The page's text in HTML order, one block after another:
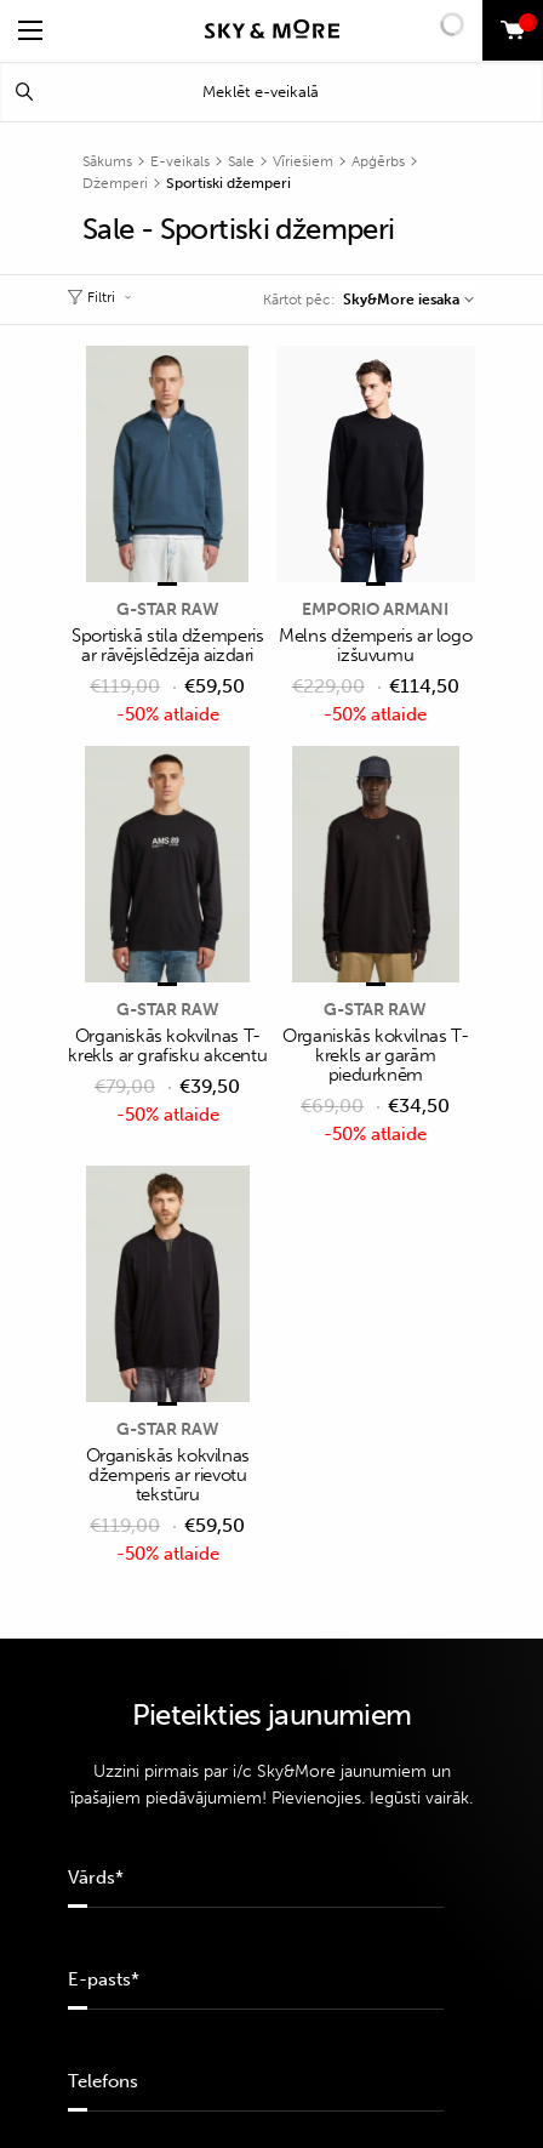
0
Sākums E-veikals Sale Vīriešiem
Apģērbs
Džemperi
Sportiski džemperi
Sale - Sportiski džemperi
Filtri Kārtot pēc: Sky&More iesaka
-50% atlaide
G-STAR RAW
Sportiskā stila džemperis
ar rāvējslēdzēja aizdari
€119,00 €59,50
-50% atlaide
EMPORIO ARMANI
Melns džemperis ar logo
izšuvumu
€229,00 €114,50
-50% atlaide
G-STAR RAW
Organiskās kokvilnas T-
krekls ar grafisku akcentu
€79,00 €39,50
-50% atlaide
G-STAR RAW
Organiskās kokvilnas T-
krekls ar garām
piedurknēm
€69,00 €34,50
-50% atlaide
G-STAR RAW
Organiskās kokvilnas
džemperis ar rievotu
tekstūru
€119,00 €59,50
Pieteikties jaunumiem
Uzzini pirmais par i/c Sky&More jaunumiem un
īpašajiem piedāvājumiem! Pievienojies. Iegūsti vairāk.